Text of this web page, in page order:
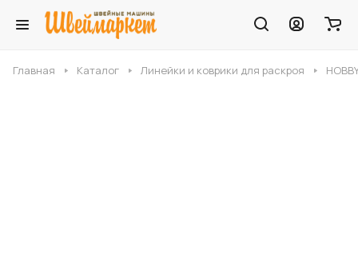
Главная Каталог Линейки и коврики для раскроя